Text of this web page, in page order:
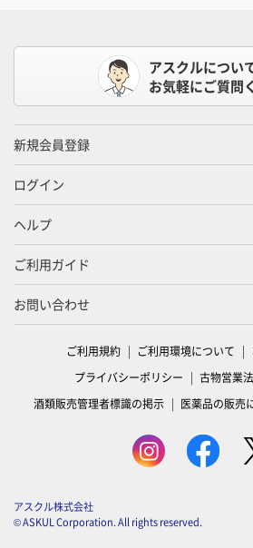
アスクルについ
お気軽にご質問
新規会員登録
ログイン
ヘルプ
ご利用ガイド
お問い合わせ
ご利用規約 ご利用環境について
プライバシーポリシー
古物営業
酒類販売管理者標識の掲示
医薬品の販売
アスクル株式会社
© ASKUL Corporation. All rights reserved.